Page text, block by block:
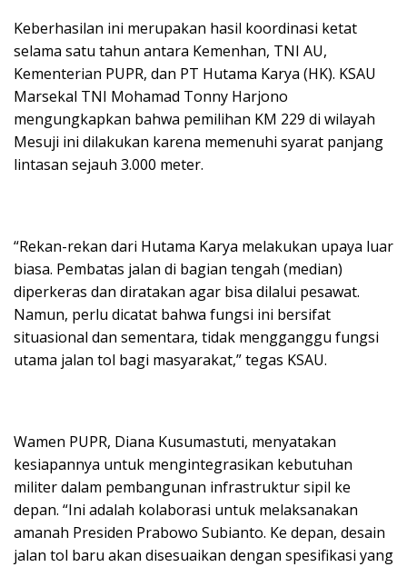
Keberhasilan ini merupakan hasil koordinasi ketat
selama satu tahun antara Kemenhan, TNI AU,
Kementerian PUPR, dan PT Hutama Karya (HK). KSAU
Marsekal TNI Mohamad Tonny Harjono
mengungkapkan bahwa pemilihan KM 229 di wilayah
Mesuji ini dilakukan karena memenuhi syarat panjang
lintasan sejauh 3.000 meter.
“Rekan-rekan dari Hutama Karya melakukan upaya luar
biasa. Pembatas jalan di bagian tengah (median)
diperkeras dan diratakan agar bisa dilalui pesawat.
Namun, perlu dicatat bahwa fungsi ini bersifat
situasional dan sementara, tidak mengganggu fungsi
utama jalan tol bagi masyarakat,” tegas KSAU.
Wamen PUPR, Diana Kusumastuti, menyatakan
kesiapannya untuk mengintegrasikan kebutuhan
militer dalam pembangunan infrastruktur sipil ke
depan. “Ini adalah kolaborasi untuk melaksanakan
amanah Presiden Prabowo Subianto. Ke depan, desain
jalan tol baru akan disesuaikan dengan spesifikasi yang